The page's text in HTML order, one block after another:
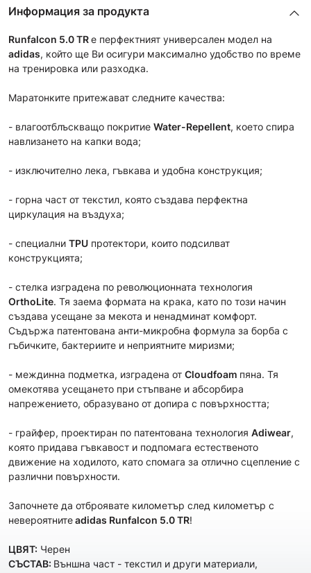
Информация за продукта
Runfalcon 5.0TRe перфектният универсален модел на
adidas, който ще Ви осигури максимално удобство по време
на тренировка или разходка.
Маратонките притежават следните качества:
- влагоотблъскващо покритие Water-Repellent, което спира
навлизането на капки вода;
- изключително лека, гъвкава и удобна конструкция;
- горна част от текстил, която създава перфектна
циркулация на въздуха;
- специални TPU протектори, които подсилват
конструкцията;
- стелка изградена по революционната технология
OrthoLite. Тя заема формата на крака, като по този начин
създава усещане за мекота и ненадминат комфорт.
Съдържа патентована анти-микробна формула за борба с
гъбичките, бактериите и неприятните миризми;
- междинна подметка, изградена от Cloudfoam пяна. Тя
омекотява усещането при стъпване и абсорбира
напрежението, образувано от допира с повърхността;
- грайфер, проектиран по патентована технология Adiwear,
която придава гъвкавост и подпомага естественото
движение на ходилото, като спомага за отлично сцепление с
различни повърхности.
Започнете да отброявате километър след километър с
невероятнитеadidas Runfalcon 5.0 TR!
ЦВЯТ: Черен
СЪСТАВ: Външнa част - текстил и други материали,